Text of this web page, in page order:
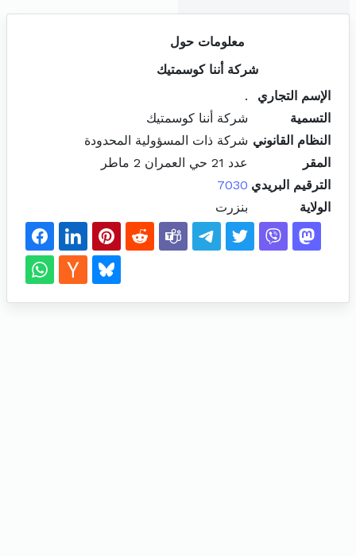
معلومات حول
شركة أننا كوسمتيك
الإسم التجاري
.
التسمية
شركة أننا كوسمتيك
النظام القانوني شركة ذات المسؤولية المحدودة
المقر
عدد 21 حي العمران 2 ماطر
الترقيم البريدي 7030
الولاية
بنزرت